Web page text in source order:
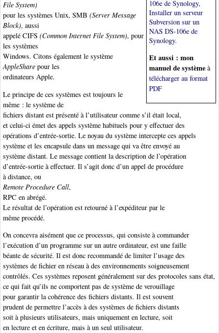
106e de Synology,
Installer un serveur
Subversion sur un
NAS DS-106e de
Synology.
Et aussi : mon
manuel de système à
télécharger au format
PDF
File System)
pour les systèmes Unix, SMB (Server Message
Block), aussi
appelé CIFS (Common Internet File System), pour
les systèmes
Windows. Citons également le système
AppleShare pour les
ordinateurs Apple.
Le principe de ces systèmes est toujours le
même : le système de
fichiers distant est présenté à l’utilisateur comme s’il était local,
et celui-ci émet des appels système habituels pour y effectuer des
opérations d’entrée-sortie. Le noyau du système intercepte ces appels
système et les encapsule dans un message qui va être envoyé au
système distant. Le message contient la description de l’opération
d’entrée-sortie à effectuer. Il s’agit donc d’un appel de procédure
à distance, ou
Remote Procedure Call,
RPC en abrégé.
Le résultat de l’opération est retourné à l’expéditeur par le
même procédé.
On concevra aisément que ce processus, qui consiste à commander
l’exécution d’un programme sur un autre ordinateur, est une faille
béante de sécurité. Il est donc recommandé de limiter l’usage des
systèmes de fichier en réseau à des environnements soigneusement
contrôlés. Ces systèmes reposent généralement sur des protocoles sans état,
ce qui fait qu’ils ne comportent pas de système de verouillage
pour garantir la cohérence des fichiers distants. Il est souvent
prudent de permettre l’accès à des systèmes de fichiers distants
soit à plusieurs utilisateurs, mais uniquement en lecture, soit
en lecture et en écriture, mais à un seul utilisateur.